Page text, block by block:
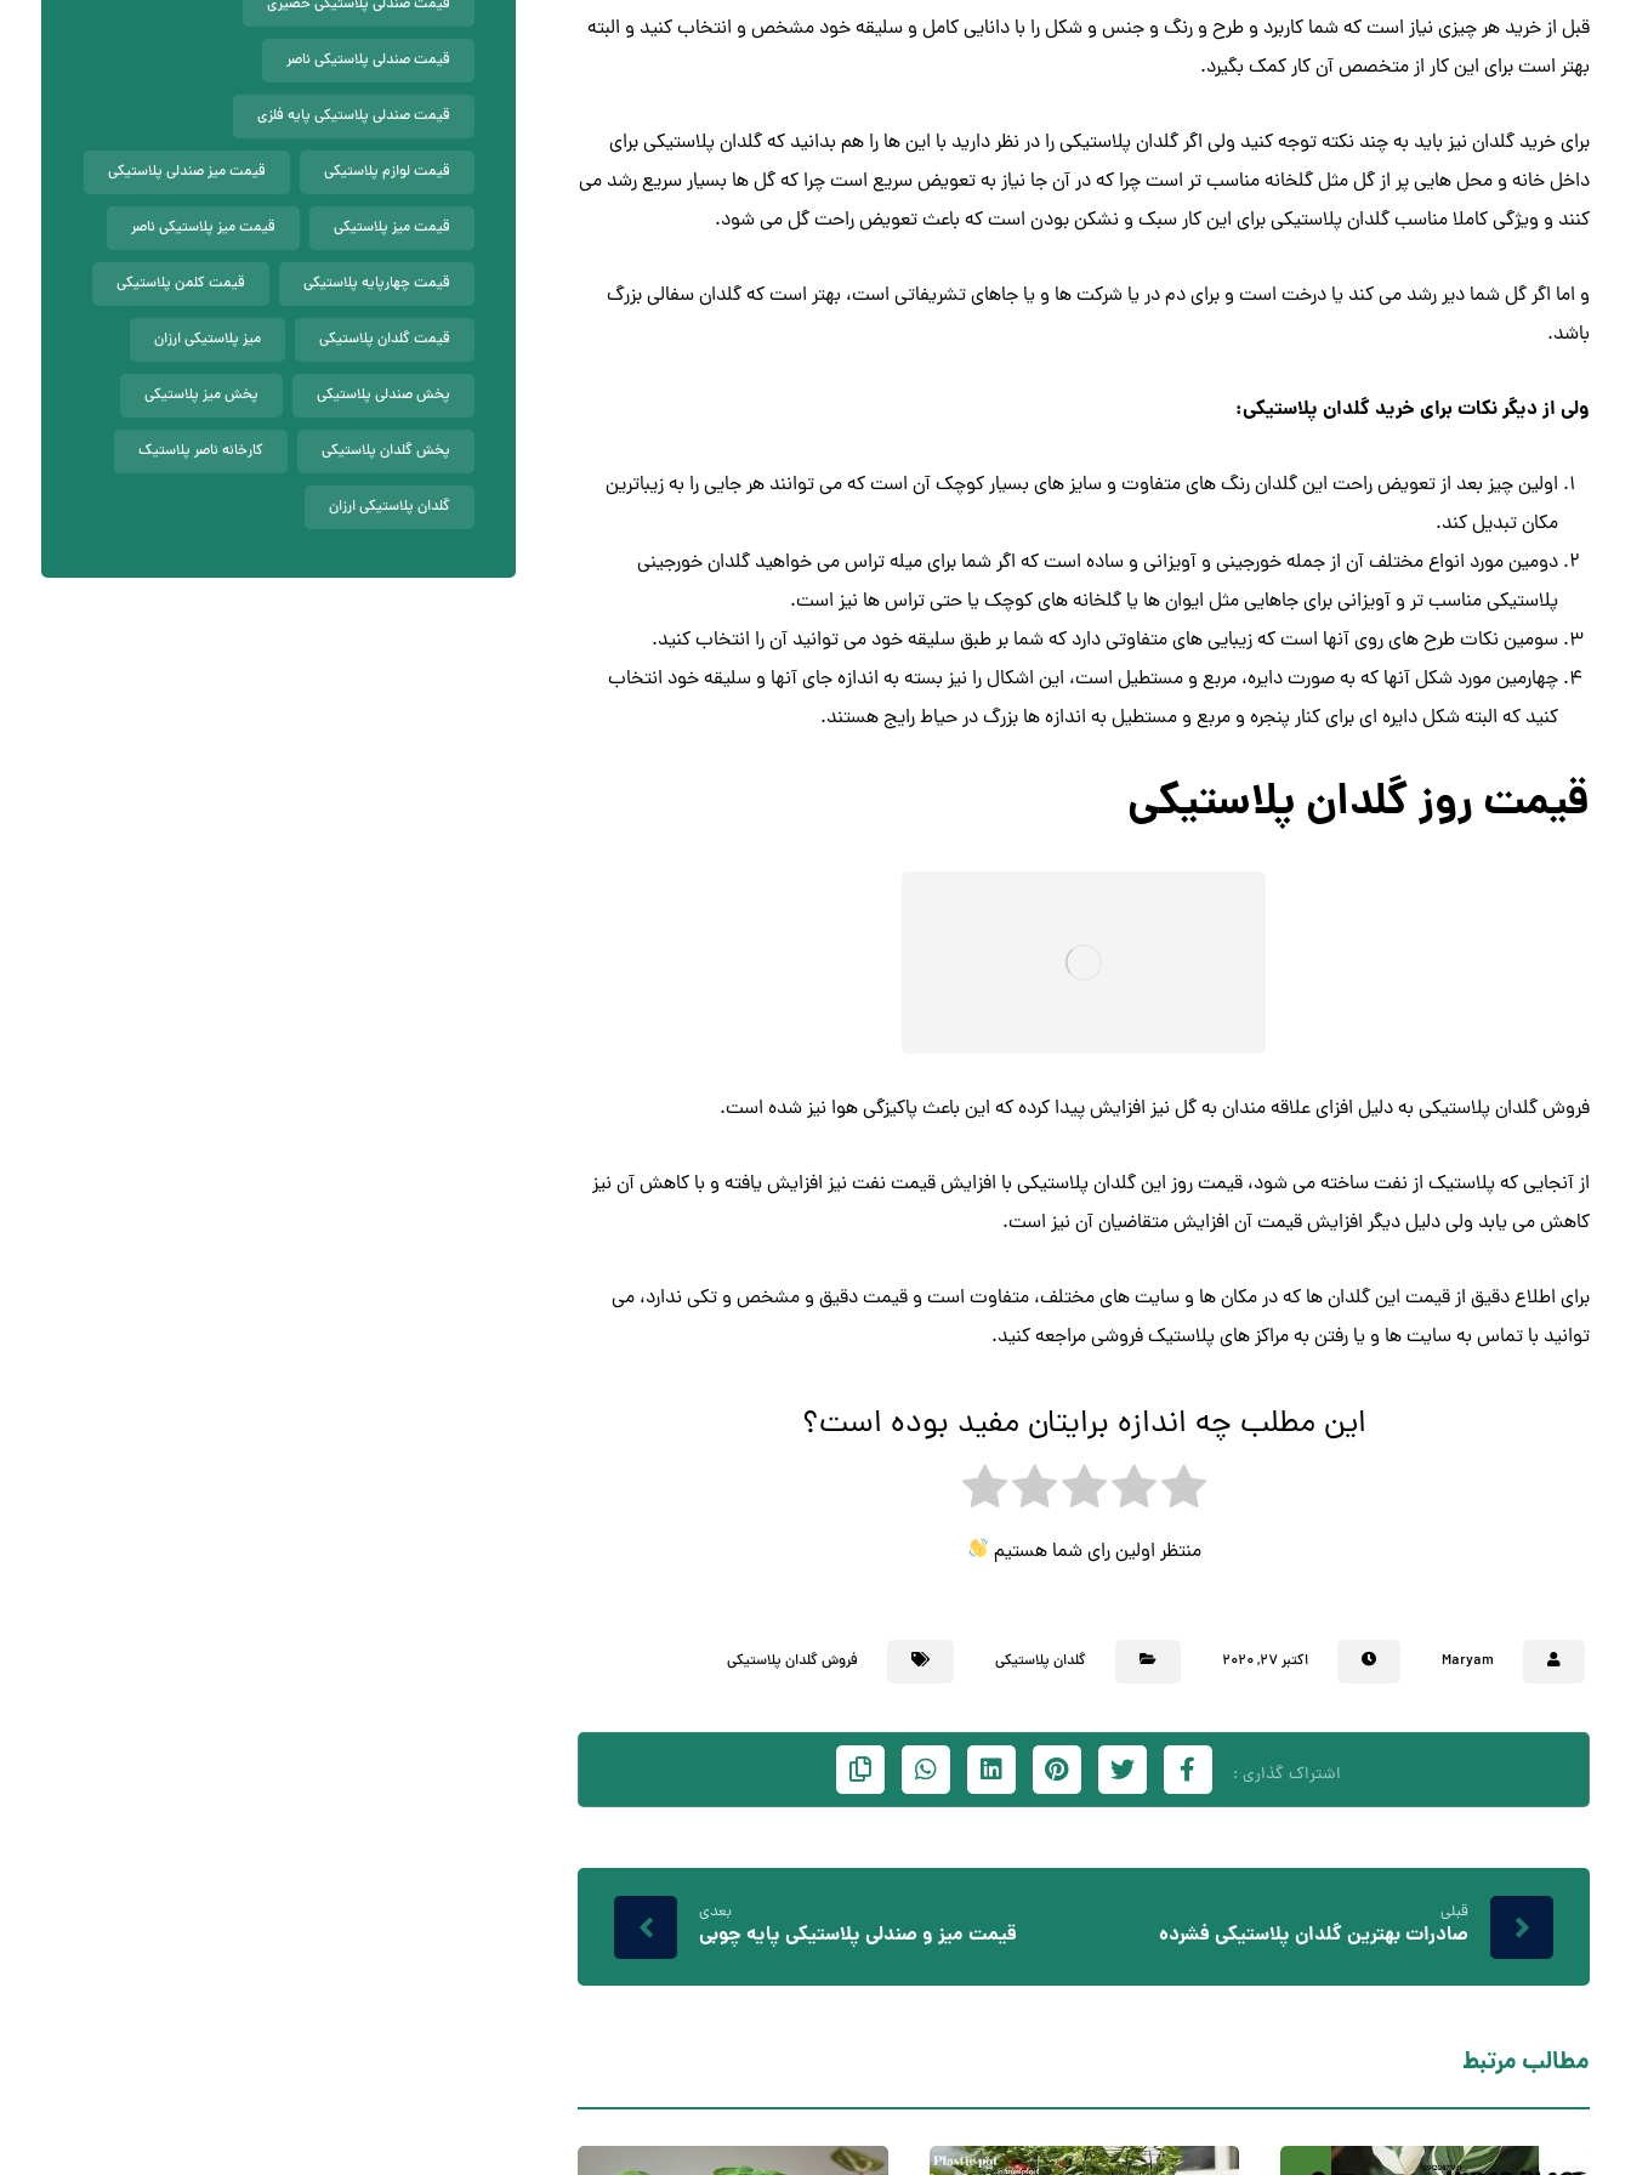
قبل از خرید هر چیزی نیاز است که شما کاربرد و طرح و رنگ و جنس و شکل را با دانایی کامل و سلیقه خود مشخص و انتخاب کنید و البته
بهتر است برای این کار از متخصص آن کار کمک بگیرد.
برای خرید گلدان نیز باید به چند نکته توجه کنید ولی اگر گلدان پلاستیکی را در نظر دارید با این ها را هم بدانید که گلدان پلاستیکی برای
داخل خانه و محل هایی پر از گل مثل گلخانه مناسب تر است چرا که در آن جا نیاز به تعویض سریع است چرا که گل ها بسیار سریع رشد می
کنند و ویژگی کاملا مناسب گلدان پلاستیکی برای این کار سبک و نشکن بودن است که باعث تعویض راحت گل می شود.
و اما اگر گل شما دیر رشد می کند یا درخت است و برای دم در یا شرکت ها و یا جاهای تشریفاتی است، بهتر است که گلدان سفالی بزرگ
باشد.
ولی از دیگر نکات برای خرید گلدان پلاستیکی:
اولین چیز بعد از تعویض راحت این گلدان رنگ های متفاوت و سایز های بسیار کوچک آن است که می توانند هر جایی را به زیباترین
مکان تبدیل کند.
دومین مورد انواع مختلف آن از جمله خورجینی و آویزانی و ساده است که اگر شما برای میله تراس می خواهید گلدان خورجینی
پلاستیکی مناسب تر و آویزانی برای جاهایی مثل ایوان ها یا گلخانه های کوچک یا حتی تراس ها نیز است‌.
سومین نکات طرح های روی آنها است که زیبایی های متفاوتی دارد که شما بر طبق سلیقه خود می توانید آن را انتخاب کنید.
چهارمین مورد شکل آنها که به صورت دایره، مربع و مستطیل است، این اشکال را نیز بسته به اندازه جای آنها و سلیقه خود انتخاب
کنید که البته شکل دایره ای برای کنار پنجره و مربع و مستطیل به اندازه ها بزرگ در حیاط رایج هستند.
قیمت روز گلدان پلاستیکی
فروش گلدان پلاستیکی به دلیل افزای علاقه مندان به گل نیز افزایش پیدا کرده که این باعث پاکیزگی هوا نیز شده است.
از آنجایی که پلاستیک از نفت ساخته می شود، قیمت روز این گلدان پلاستیکی با افزایش قیمت نفت نیز افزایش یافته و با کاهش آن نیز
کاهش می یابد ولی دلیل دیگر افزایش قیمت آن افزایش متقاضیان آن نیز است.
برای اطلاع دقیق از قیمت این گلدان ها که در مکان ها و سایت های مختلف، متفاوت است و قیمت دقیق و مشخص و تکی ندارد، می
توانید با تماس به سایت ها و یا رفتن به مراکز های پلاستیک فروشی مراجعه کنید.
این مطلب چه اندازه برایتان مفید بوده است؟
منتظر اولین رای شما هستیم
Maryam اکتبر ۲۷, ۲۰۲۰ گلدان پلاستیکی فروش گلدان پلاستیکی
قبلی
صادرات بهترین گلدان پلاستیکی فشرده
بعدی
قیمت میز و صندلی پلاستیکی پایه چوبی
مطالب مرتبط
قیمت صندلی پلاستیکی حصیری
قیمت صندلی پلاستیکی ناصر
قیمت صندلی پلاستیکی پایه فلزی
قیمت لوازم پلاستیکی قیمت میز صندلی پلاستیکی
قیمت میز پلاستیکی قیمت میز پلاستیکی ناصر
قیمت چهارپایه پلاستیکی قیمت کلمن پلاستیکی
قیمت گلدان پلاستیکی میز پلاستیکی ارزان
پخش صندلی پلاستیکی پخش میز پلاستیکی
پخش گلدان پلاستیکی کارخانه ناصر پلاستیک
گلدان پلاستیکی ارزان